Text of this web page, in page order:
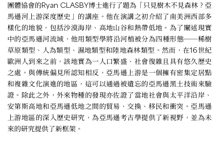
團體協會的Ryan CLASBY博士進行了題為「只見樹木不見森林？亞
馬遜河上游深度歷史」的講座。他在演講之初介紹了南美洲西部多
樣化的地貌，包括沙漠海岸、高地山谷和熱帶低地。為了闡述現實
中的亞馬遜河流域，他用類型學將沿河植被分為四種形態──稀樹
草原類型、人為類型、濕地類型和陸地森林類型。然而，在16世紀
歐洲人到來之前，該地實為一人口繁盛、社會復雜且具有悠久歷史
之處。與傳統偏見所認知相反，亞馬遜上游是一個擁有密集定居點
和複雜文化演進的地區，這可以通過被遺忘的亞馬遜黑土技術來驗
證。除此之外，外來物種的發現亦佐證了當地社會與太平洋沿岸、
安第斯高地和亞馬遜低地之間的貿易、交換、移民和衝突。亞馬遜
上游地區的深入歷史研究，為亞馬遜考古學提供了新視野，並為未
來的研究提供了新框架。